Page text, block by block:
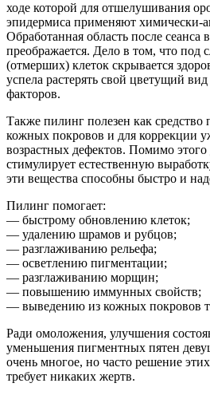
ходе которой для отшелушивания
эпидермиса применяют химически-
Обработанная область после
преображается. Дело в том, что под
(отмерших) клеток скрывается
успела растерять свой цветущий
факторов.
Также пилинг полезен как средство
кожных покровов и для коррекции
возрастных дефектов. Помимо этого
стимулирует естественную
эти вещества способны быстро и
Пилинг помогает:
— быстрому обновлению клеток;
— удалению шрамов и рубцов;
— разглаживанию рельефа;
— осветлению пигментации;
— разглаживанию морщин;
— повышению иммунных свойств;
— выведению из кожных покровов
Ради омоложения, улучшения
уменьшения пигментных пятен
очень многое, но часто решение
требует никаких жертв.